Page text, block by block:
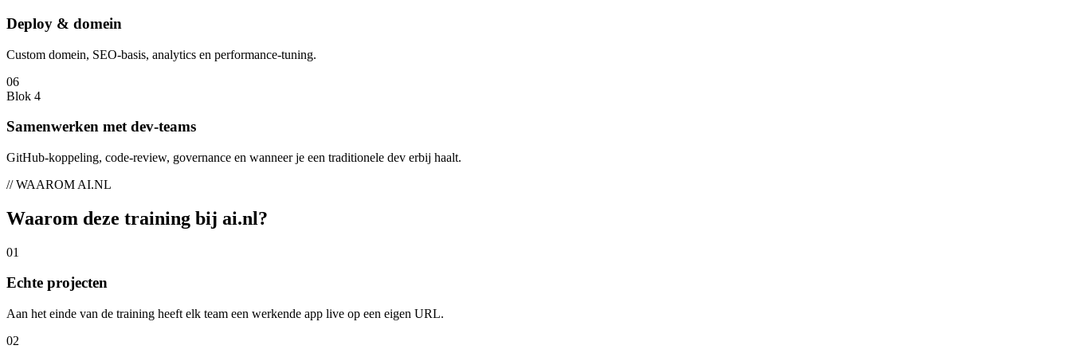
Deploy & domein
Custom domein, SEO-basis, analytics en performance-tuning.
06
Blok 4
Samenwerken met dev-teams
GitHub-koppeling, code-review, governance en wanneer je een traditionele dev erbij haalt.
// WAAROM AI.NL
Waarom deze training bij ai.nl?
01
Echte projecten
Aan het einde van de training heeft elk team een werkende app live op een eigen URL.
02